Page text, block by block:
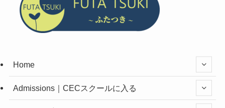
Home
Admissions｜CECスクールに入る